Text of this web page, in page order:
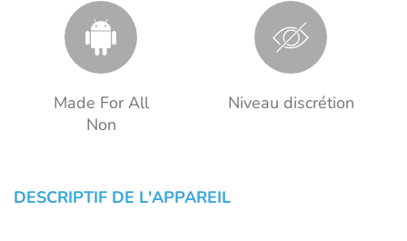
Made For All
Non
Niveau discrétion
DESCRIPTIF DE L'APPAREIL